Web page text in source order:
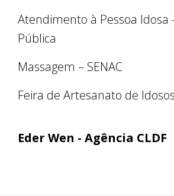
Atendimento à Pessoa Idosa
Pública
Massagem – SENAC
Feira de Artesanato de Idosos
Eder Wen - Agência CLDF